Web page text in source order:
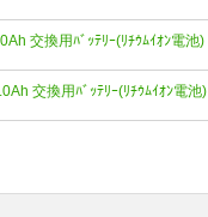
交換用ﾊﾞｯﾃﾘｰ(ﾘﾁｳﾑｲｵﾝ電池)
交換用ﾊﾞｯﾃﾘｰ(ﾘﾁｳﾑｲｵﾝ電池)